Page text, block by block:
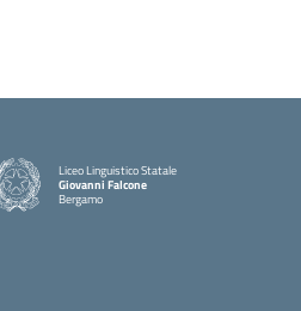
Liceo Linguistico Statale
Giovanni Falcone
Bergamo
— Visita la pagina iniziale della scuola